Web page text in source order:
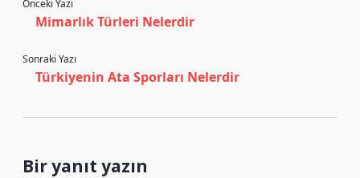
Önceki Yazı
Mimarlık Türleri Nelerdir
Sonraki Yazı
Türkiyenin Ata Sporları Nelerdir
Bir yanıt yazın